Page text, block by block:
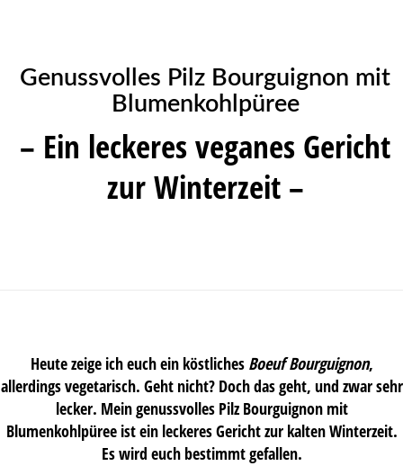
Genussvolles Pilz Bourguignon mit
Blumenkohlpüree
– Ein leckeres veganes Gericht
zur Winterzeit –
Heute zeige ich euch ein köstliches Boeuf Bourguignon,
allerdings vegetarisch. Geht nicht? Doch das geht, und zwar sehr
lecker. Mein genussvolles Pilz Bourguignon mit
Blumenkohlpüree ist ein leckeres Gericht zur kalten Winterzeit.
Es wird euch bestimmt gefallen.